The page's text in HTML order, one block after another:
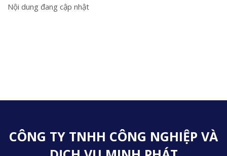
Nội dung đang cập nhật
CÔNG TY TNHH CÔNG NGHIỆP VÀ